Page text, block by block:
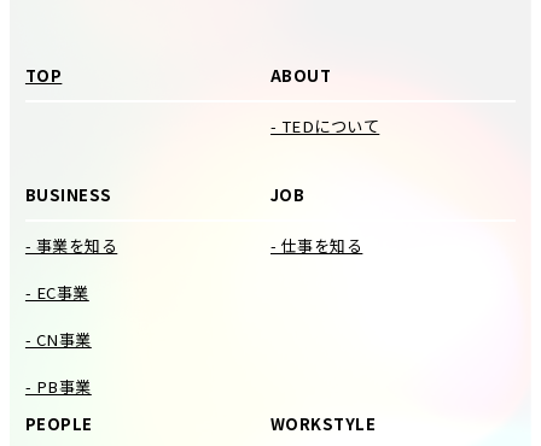
東京エレクトロン デバイス長崎株式会社採用情報
募集要項詳細
（応募方法など）
東京エレクトロン デバイス長崎株式会社採用情報
をご覧ください。
諫早市）
東京エレクトロン デバイス長崎株式会社採用情報
TOP ABOUT
- TEDについて
BUSINESS
- 事業を知る
- EC事業
- CN事業
- PB事業
JOB
- 仕事を知る
PEOPLE WORKSTYLE